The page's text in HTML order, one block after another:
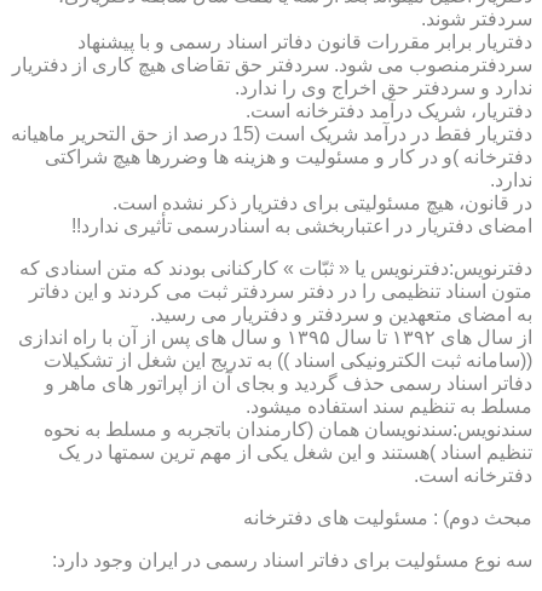
سردفتر شوند.
دفتریار برابر مقررات قانون دفاتر اسناد رسمی و با پیشنهاد
سردفترمنصوب می شود. سردفتر حق تقاضای هیچ کاری از دفتریار
ندارد و سردفتر حق اخراج وی را ندارد.
دفتریار، شریک درآمد دفترخانه است.
دفتریار فقط در درآمد شریک است (15 درصد از حق التحریر ماهیانه
دفترخانه )و در کار و مسئولیت و هزینه ها وضررها هیچ شراکتی
ندارد.
در قانون، هیچ مسئولیتی برای دفتریار ذکر نشده است.
امضای دفتریار در اعتباربخشی به اسنادرسمی تأثیری ندارد!!
دفترنویس:دفترنویس یا « ثبّات » کارکنانی بودند که متن اسنادی که
متون اسناد تنظیمی را در دفتر سردفتر ثبت می کردند و این دفاتر
به امضای متعهدین و سردفتر و دفتریار می رسید.
از سال های ۱۳۹۲ تا سال ۱۳۹۵ و سال های پس از آن با راه اندازی
((سامانه ثبت الکترونیکی اسناد )) به تدریج این شغل از تشکیلات
دفاتر اسناد رسمی حذف گردید و بجای آن از اپراتور های ماهر و
مسلط به تنظیم سند استفاده میشود.
سندنویس:سندنویسان همان (کارمندان باتجربه و مسلط به نحوه
تنظیم اسناد )هستند و این شغل یکی از مهم ترین سمتها در یک
دفترخانه است.
مبحث دوم) : مسئولیت های دفترخانه
سه نوع مسئولیت برای دفاتر اسناد رسمی در ایران وجود دارد: